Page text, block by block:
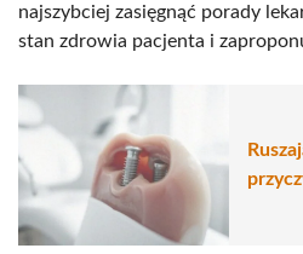
najszybciej zasięgnąć porady
stan zdrowia pacjenta i